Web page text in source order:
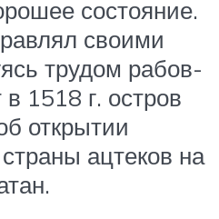
состояние.
своими
трудом рабов-
1518 г. остров
открытии
ацтеков на